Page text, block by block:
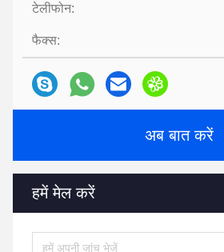
टेलीफोन:
फैक्स:
अब बात करें
हमें मेल करें